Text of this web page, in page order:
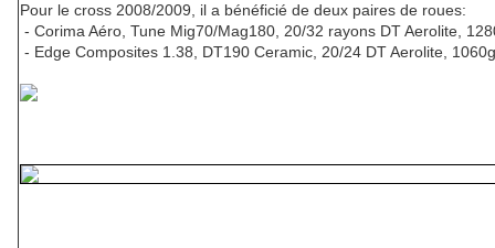
Pour le cross 2008/2009, il a bénéficié de deux paires de roues:
- Corima Aéro, Tune Mig70/Mag180, 20/32 rayons DT Aerolite,
- Edge Composites 1.38, DT190 Ceramic, 20/24 DT Aerolite, 1060g